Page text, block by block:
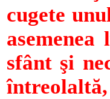
cugete
sfânt şi